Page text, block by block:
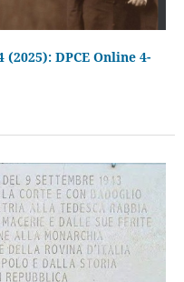
(2025): DPCE Online 4-